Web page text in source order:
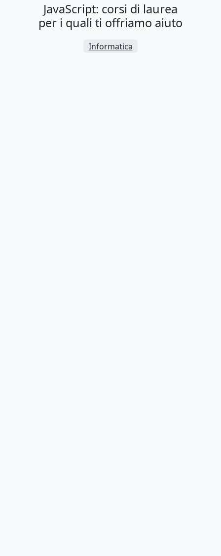
JavaScript: corsi di laurea
per i quali ti offriamo aiuto
Informatica